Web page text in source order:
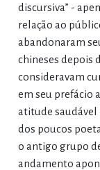
discursiva” -
relação ao
abandonaram
chineses depois
consideravam
em seu prefácio a
atitude saudável
dos poucos
o antigo grupo
andamento